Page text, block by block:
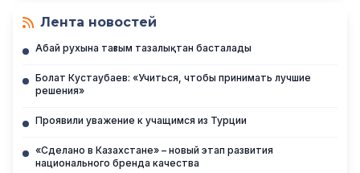
Лента новостей
Абай рухына тағзым тазалықтан басталады
Болат Кустаубаев: «Учиться, чтобы принимать лучшие
решения»
Проявили уважение к учащимся из Турции
«Сделано в Казахстане» – новый этап развития
национального бренда качества